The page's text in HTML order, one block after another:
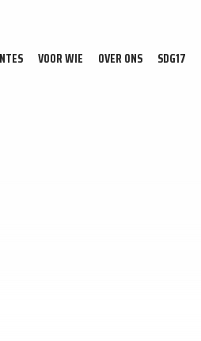
VOOR WIE OVER ONS SDG17